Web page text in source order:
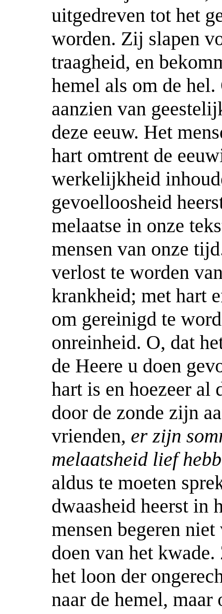
uitgedreven tot het
worden. Zij slapen
traagheid, en
hemel als om de
aanzien van
deze eeuw. Het
hart omtrent de
werkelijkheid
gevoelloosheid
melaatse in onze
mensen van onze
verlost te worden
krankheid; met hart
om gereinigd te
onreinheid. O, dat
de Heere u doen
hart is en hoezeer al
door de zonde zijn
vrienden, er zijn
melaatsheid lief
aldus te moeten
dwaasheid heerst in
mensen begeren
doen van het
het loon der
naar de hemel,